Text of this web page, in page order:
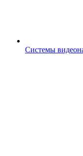
Системы